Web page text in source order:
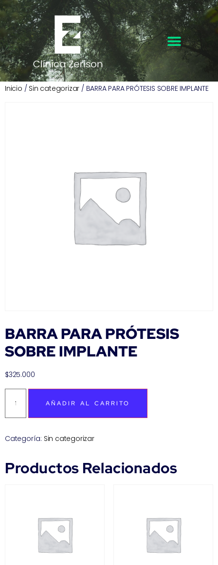
Inicio / Sin categorizar / BARRA PARA PRÓTESIS SOBRE IMPLANTE
BARRA PARA PRÓTESIS
SOBRE IMPLANTE
$325.000
AÑADIR AL CARRITO
Categoría: Sin categorizar
Productos Relacionados